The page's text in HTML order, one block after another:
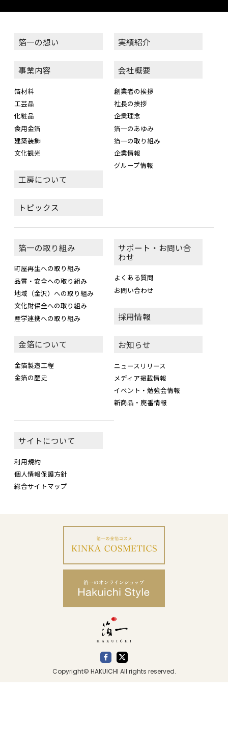
箔一の想い
事業内容
箔材料
工芸品
化粧品
食用金箔
建築装飾
文化観光
工房について
トピックス
実績紹介
会社概要
創業者の挨拶
社長の挨拶
企業理念
箔一のあゆみ
箔一の取り組み
企業情報
グループ情報
箔一の取り組み
町屋再生への取り組み
品質・安全への取り組み
地域（金沢）への取り組み
文化財保全への取り組み
産学連携への取り組み
金箔について
金箔製造工程
金箔の歴史
サポート・お問い合
わせ
よくある質問
お問い合わせ
採用情報
お知らせ
ニュースリリース
メディア掲載情報
イベント・勉強会情報
新商品・廃番情報
サイトについて
利用規約
個人情報保護方針
総合サイトマップ
Copyright© HAKUICHI All rights reserved.